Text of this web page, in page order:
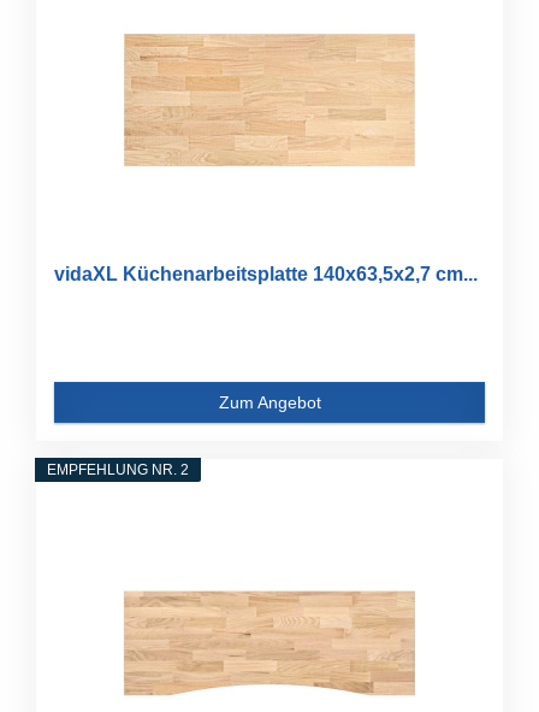
vidaXL Küchenarbeitsplatte 140x63,5x2,7 cm...
Zum Angebot
EMPFEHLUNG NR. 2